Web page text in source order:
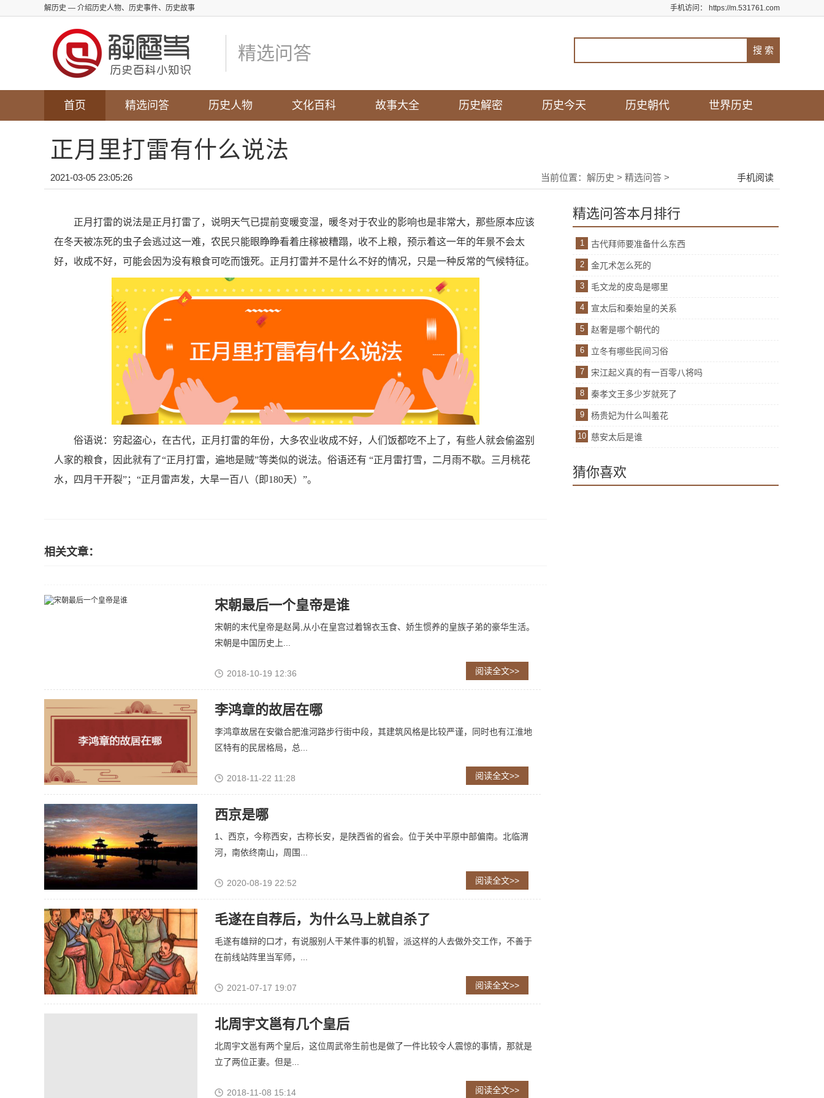
解历史 — 介绍历史人物、历史事件、历史故事 手机访问： https://m.531761.com
精选问答
首页 精选问答 历史人物 文化百科 故事大全 历史解密 历史今天 历史朝代 世界历史
正月里打雷有什么说法
2021-03-05 23:05:26 当前位置： 解历史 > 精选问答 > 手机阅读
正月打雷的说法是正月打雷了，说明天气已提前变暖变湿，暖冬对于农业的影响也是非常大，那些原本应该
在冬天被冻死的虫子会逃过这一难，农民只能眼睁睁看着庄稼被糟蹋，收不上粮，预示着这一年的年景不会太
好，收成不好，可能会因为没有粮食可吃而饿死。正月打雷并不是什么不好的情况，只是一种反常的气候特征。
俗语说：穷起盗心，在古代，正月打雷的年份，大多农业收成不好，人们饭都吃不上了，有些人就会偷盗别
人家的粮食，因此就有了“正月打雷，遍地是贼”等类似的说法。俗语还有 “正月雷打雪，二月雨不歇。三月桃花
水，四月干开裂”；“正月雷声发，大旱一百八（即180天）”。
相关文章：
宋朝最后一个皇帝是谁
宋朝的末代皇帝是赵昺,从小在皇宫过着锦衣玉食、娇生惯养的皇族子弟的豪华生活。
宋朝是中国历史上...
2018-10-19 12:36 阅读全文>>
李鸿章的故居在哪
李鸿章故居在安徽合肥淮河路步行街中段，其建筑风格是比较严谨，同时也有江淮地
区特有的民居格局，总...
2018-11-22 11:28 阅读全文>>
西京是哪
1、西京，今称西安，古称长安，是陕西省的省会。位于关中平原中部偏南。北临渭
河，南依终南山，周围...
2020-08-19 22:52 阅读全文>>
毛遂在自荐后，为什么马上就自杀了
毛遂有雄辩的口才，有说服别人干某件事的机智，派这样的人去做外交工作，不善于
在前线站阵里当军师，...
2021-07-17 19:07 阅读全文>>
北周宇文邕有几个皇后
北周宇文邕有两个皇后，这位周武帝生前也是做了一件比较令人震惊的事情，那就是
立了两位正妻。但是...
2018-11-08 15:14 阅读全文>>
精选问答本月排行
1 古代拜师要准备什么东西
2 金兀术怎么死的
3 毛文龙的皮岛是哪里
4 宣太后和秦始皇的关系
5 赵奢是哪个朝代的
6 立冬有哪些民间习俗
7 宋江起义真的有一百零八将吗
8 秦孝文王多少岁就死了
9 杨贵妃为什么叫羞花
10 慈安太后是谁
猜你喜欢